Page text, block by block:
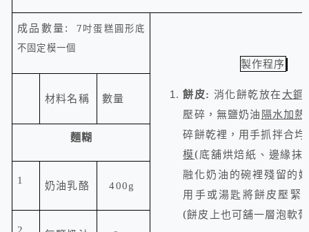
成品數量: 7吋蛋糕圓形底
不固定模一個
製作程序
餅皮: 消化餅乾放在 大鋼
壓碎 ，無鹽奶油 隔水加熱
碎餅乾裡，用手抓拌合均
模(底舖烘焙紙、邊緣抹
融化奶油的碗裡殘留的
用手或湯匙將餅皮壓緊
(餅皮上也可舖一層泡軟
材料名稱 數量
麵糊
1 奶油乳酪 400g